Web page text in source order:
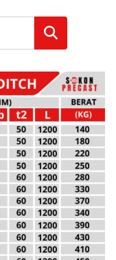
Cari